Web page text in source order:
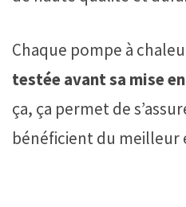
Chaque pompe à
testée avant sa mise
ça, ça permet de
bénéficient du meilleur